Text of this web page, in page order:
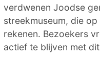
verdwenen Joodse
streekmuseum, die
rekenen. Bezoekers
actief te blijven met